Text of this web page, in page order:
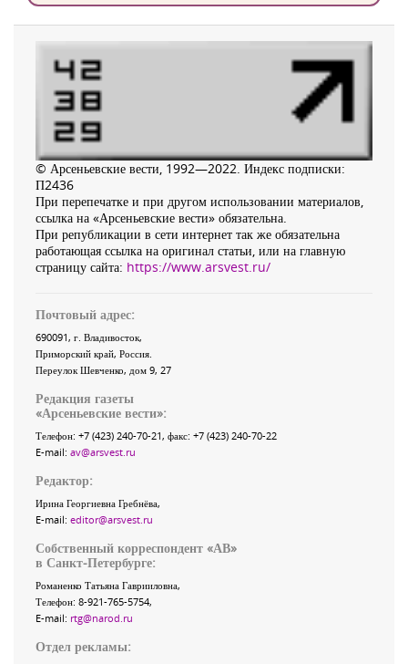
© Арсеньевские вести, 1992—2022. Индекс подписки:
П2436
При перепечатке и при другом использовании материалов,
ссылка на «Арсеньевские вести» обязательна.
При републикации в сети интернет так же обязательна
работающая ссылка на оригинал статьи, или на главную
страницу сайта: https://www.arsvest.ru/
Почтовый адрес:
690091, г. Владивосток,
Приморский край, Россия
Переулок Шевченко, дом 9, 27
Редакция газеты
«Арсеньевские вести»:
Телефон: +7 (423) 240-70-21, факс: +7 (423) 240-70-22
E-mail: av@arsvest.ru
Редактор:
Ирина Георгиевна Гребнёва,
E-mail: editor@arsvest.ru
Собственный корреспондент «АВ»
в Санкт-Петербурге:
Романенко Татьяна Гаврииловна,
Телефон: 8-921-765-5754,
E-mail: rtg@narod.ru
Отдел рекламы: